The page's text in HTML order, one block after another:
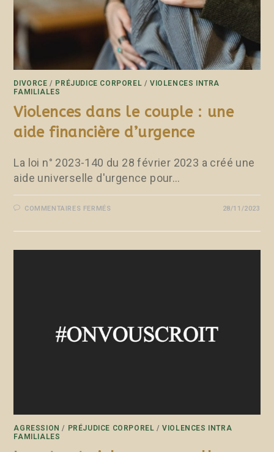
DIVORCE / PRÉJUDICE CORPOREL /VIOLENCES INTRA
FAMILIALES
Violences dans le couple : une
aide financière d’urgence
La loi n° 2023-140 du 28 février 2023 a créé une
aide universelle d'urgence pour…
COMMENTAIRES FERMÉS 28/11/2023
AGRESSION / PRÉJUDICE CORPOREL /VIOLENCES INTRA
FAMILIALES